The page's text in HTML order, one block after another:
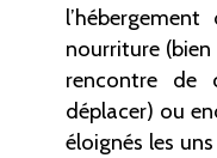
nourriture
rencontre de
déplacer) ou
éloignés les